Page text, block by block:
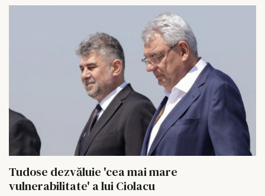
Tudose dezvăluie 'cea mai mare
vulnerabilitate' a lui Ciolacu